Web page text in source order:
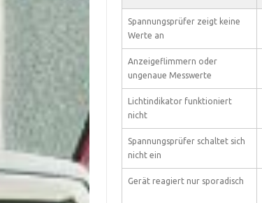
Spannungsprüfer zeigt keine
Werte an
Anzeigeflimmern oder
ungenaue Messwerte
Lichtindikator funktioniert
nicht
Spannungsprüfer schaltet sich
nicht ein
Gerät reagiert nur sporadisch